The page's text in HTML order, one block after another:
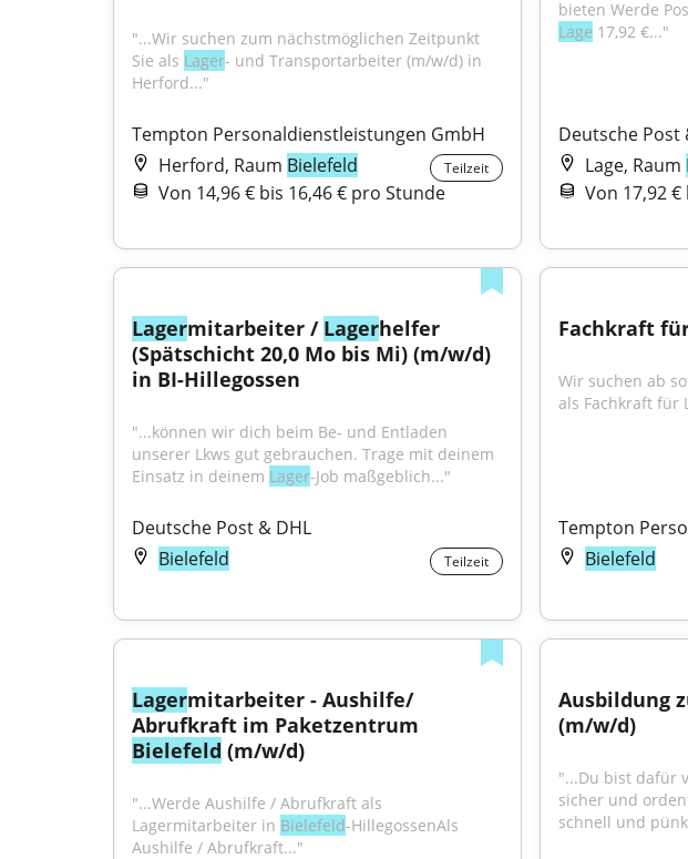
"...Wir suchen zum nächstmöglichen Zeitpunkt
Sie als Lager- und Transportarbeiter (m/w/d) in
Herford..."
Tempton Personaldienstleistungen GmbH
Herford, Raum Bielefeld Teilzeit
Von 14,96 € bis 16,46 € pro Stunde
Lage 17,92 €..."
Deutsche Post
Lage, Raum
Von 17,92
Lagermitarbeiter / Lagerhelfer
(Spätschicht 20,0 Mo bis Mi) (m/w/d)
in BI-Hillegossen
"...können wir dich beim Be- und Entladen
unserer Lkws gut gebrauchen. Trage mit deinem
Einsatz in deinem Lager-Job maßgeblich..."
Deutsche Post & DHL
Bielefeld
Teilzeit
Fachkraft
Wir suchen ab
als Fachkraft für
Tempton
Bielefeld
Lagermitarbeiter - Aushilfe/
Bielefeld (m/w/d)
"...Werde Aushilfe / Abrufkraft als
Lagermitarbeiter in Bielefeld-HillegossenAls
Aushilfe / Abrufkraft..."
Ausbildung
(m/w/d)
"...Du bist dafür
sicher und
schnell und